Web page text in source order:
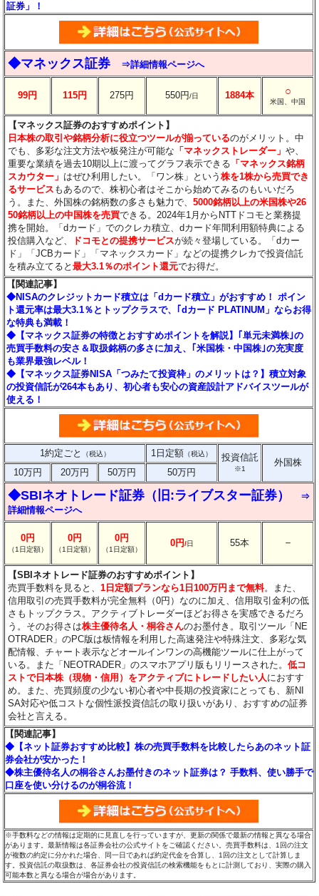
証券」！
◆マネックス証券 ⇒詳細情報ページへ
99円 115円 275円 550円/日 1884本 ○
米国、中国
【マネックス証券のおすすめポイント】
日本株の取引や銘柄分析に役立つツールが揃っているのがメリット。中
でも、多彩な注文方法や板発注が可能な 「マネックストレーダー」や、
重要な業績を過去10期以上に渡ってグラフ表示できる 「マネックス銘柄
スカウター」 はぜひ利用したい。「ワン株」という株を1株から売買でき
るサービス もあるので、株初心者はそこから始めてみるのもいいだろ
う。また、外国株の銘柄数の多さも魅力で、5000銘柄以上の米国株や26
50銘柄以上の中国株を売買できる。2024年1月からNTTドコモと業務提
携を開始。「dカード」でのクレカ積立、dカード年間利用額特典による
投信購入など、
ドコモとの提携サービスが続々登場している。「dカー
ド」「JCBカード」「マネックスカード」などの提携クレカで投資信託
を積み立てると最大3.1％のポイント還元でお得だ。
【関連記事】
◆NISAのクレジットカード積立は「dカード積立」がおすすめ！ ポイン
ト還元率は最大3.1％とトップクラスで、｢dカード PLATINUM」ならお得
な特典も満載！
◆【マネックス証券の特徴とおすすめポイントを解説】｢単元未満株｣の
売買手数料の安さ＆取扱銘柄の多さに加え、｢米国株・中国株｣の充実度
も業界最強レベル！
◆【マネックス証券NISA「つみたて投資枠」のメリットは？】積立対象
の投資信託が264本もあり、初心者も安心の資産設計アドバイスツールが
使える！
1約定ごと （税込） 1日定額 （税込） 投資信託
※1
外国株
10万円
20万円 50万円 50万円
◆SBIネオトレード証券（旧:ライブスター証券）
⇒
詳細情報ページへ
0円
（1日定額）
0円
（1日定額）
0円
（1日定額）
0円/日 55本 －
【SBIネオトレード証券のおすすめポイント】
売買手数料を見ると、1日定額プランなら1日100万円まで無料。また、
信用取引の売買手数料が完全無料（0円）なのに加え、信用取引金利の低
さもトップクラス。アクティブトレーダーほどお得さを実感できるだろ
う。そのお得さは株主優待名人・桐谷さんのお墨付き。取引ツール「NE
OTRADER」のPC版は板情報を利用した高速発注や特殊注文、多彩な気
配情報、チャート表示などオールインワンの高機能ツールに仕上がって
いる。また「NEOTRADER」のスマホアプリ版もリリースされた。低コ
ストで日本株（現物・信用）をアクティブにトレードしたい人におすす
め。また、売買頻度の少ない初心者や中長期の投資家にとっても、新NI
SA対応や低コストな個性派投資信託の取り扱いがあり、おすすめの証券
会社と言える。
【関連記事】
◆【ネット証券おすすめ比較】株の売買手数料を比較したらあのネット証
券会社が安かった！
◆株主優待名人の桐谷さんお墨付きのネット証券は？ 手数料、使い勝手で
口座を使い分けるのが桐谷流！
※手数料などの情報は定期的に見直しを行っていますが、更新の関係で最新の情報と異なる場合
があります。最新情報は各証券会社の公式サイトをご確認ください。売買手数料は、1回の注文
が複数の約定に分かれた場合、同一日であれば約定代金を合算し、1回の注文として計算しま
す。投資信託の取扱数は、各証券会社の投資信託の検索機能をもとに計測しており、実際の購入
可能本数と異なる場合が場合があります。